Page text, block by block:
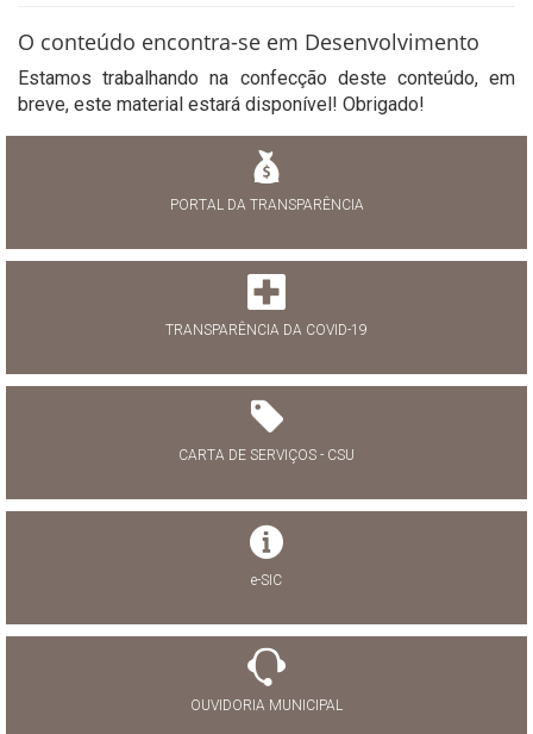
O conteúdo encontra-se em Desenvolvimento
Estamos trabalhando na confecção deste conteúdo, em
breve, este material estará disponível! Obrigado!
PORTAL DA TRANSPARÊNCIA
TRANSPARÊNCIA DA COVID-19
CARTA DE SERVIÇOS - CSU
e-SIC
OUVIDORIA MUNICIPAL